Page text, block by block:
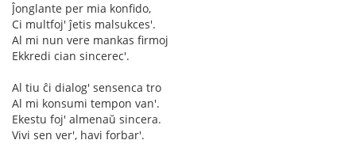
Ĵonglante per mia konfido,
Ci multfoj' ĵetis malsukces'.
Al mi nun vere mankas firmoj
Ekkredi cian sincerec'.
Al tiu ĉi dialog' sensenca tro
Al mi konsumi tempon van'.
Ekestu foj' almenaŭ sincera.
Vivi sen ver', havi forbar'.